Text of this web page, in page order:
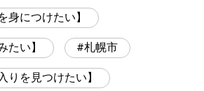
身につけたい】
たい】 札幌市
りを見つけたい】